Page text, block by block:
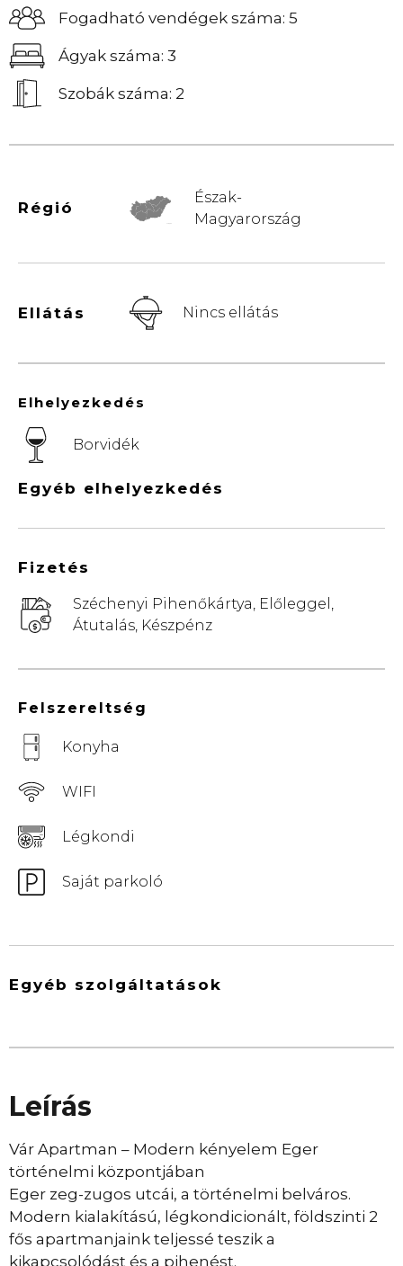
Fogadható vendégek száma: 5
Ágyak száma: 3
Szobák száma: 2
Felszereltség
Konyha
WIFI
Légkondi
Saját parkoló
Régió
Észak-
Magyarország
Ellátás Nincs ellátás
Elhelyezkedés
Borvidék
Egyéb elhelyezkedés
Fizetés
Széchenyi Pihenőkártya, Előleggel,
Átutalás, Készpénz
Egyéb szolgáltatások
Leírás
Vár Apartman – Modern kényelem Eger
történelmi központjában
Eger zeg-zugos utcái, a történelmi belváros.
Modern kialakítású, légkondicionált, földszinti 2
fős apartmanjaink teljessé teszik a
kikapcsolódást és a pihenést.